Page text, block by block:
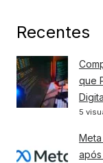
Recentes
que
5